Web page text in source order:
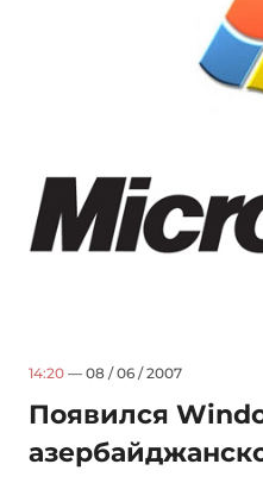
14:20 — 08 / 06 / 2007
Появился